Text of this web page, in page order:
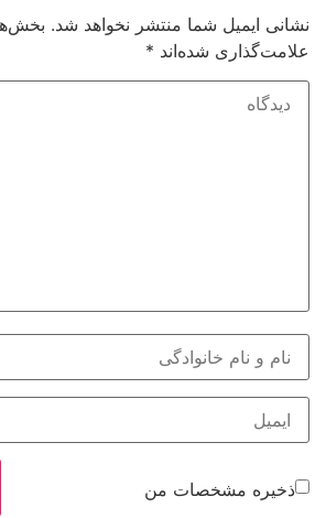
نشانی ایمیل شما منتشر نخواهد شد.
علامت‌گذاری شده‌اند *
ذخیره مشخصات من